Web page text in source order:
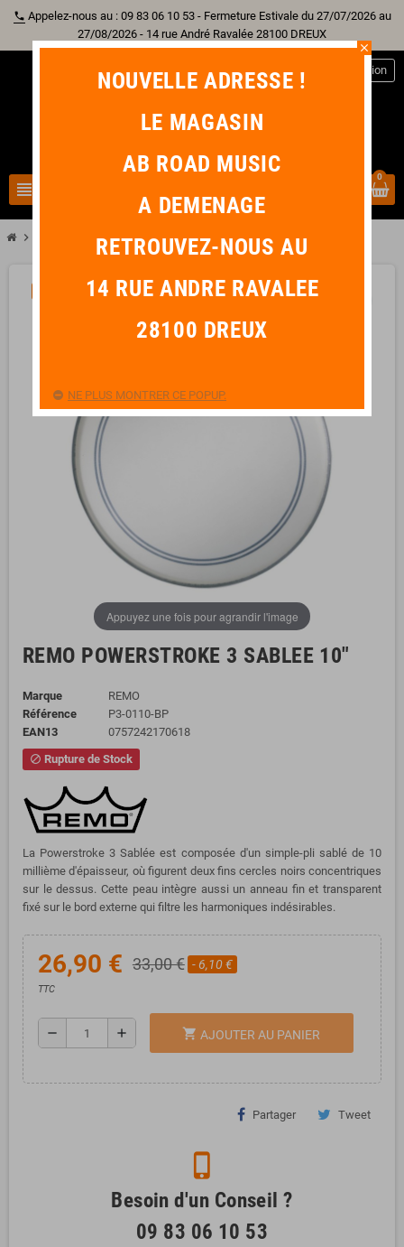
phone Appelez-nous au : 09 83 06 10 53 - Fermeture Estivale du 27/07/2026 au
27/08/2026 - 14 rue André Ravalée 28100 DREUX
view_headline
Connexion
0
chevron_right Peauchevron_right 10"chevron_right REMO POWERSTROKE 3 SABLEE 10"
Appuyez une fois pour agrandir l'image
REMO POWERSTROKE 3 SABLEE 10"
Marque
REMO
Référence
P3-0110-BP
EAN13
0757242170618
block Rupture de Stock
La Powerstroke 3 Sablée est composée d'un simple-pli sablé de 10
millième d'épaisseur, où figurent deux fins cercles noirs concentriques
sur le dessus. Cette peau intègre aussi un anneau fin et transparent
fixé sur le bord externe qui filtre les harmoniques indésirables.
26,90 € 33,00 € - 6,10 €
TTC
remove add shopping_cart AJOUTER AU PANIER
Partager Tweet
phone_iphone
Besoin d'un Conseil ?
09 83 06 10 53
close
NOUVELLE ADRESSE !
LE MAGASIN
AB ROAD MUSIC
A DEMENAGE
RETROUVEZ-NOUS AU
14 RUE ANDRE RAVALEE
28100 DREUX
NE PLUS MONTRER CE POPUP.